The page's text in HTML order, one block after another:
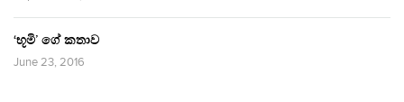
‘භූමි’ ගේ කතාව
June 23, 2016